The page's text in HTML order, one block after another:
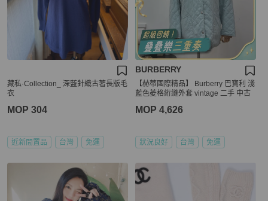
藏私·Collection_ 深藍針織古著長版毛
衣
MOP 304
近新閒置品 台灣 免運
BURBERRY
【赫蒂國際精品】 Burberry 巴寶利 淺
藍色菱格絎縫外套 vintage 二手 中古
MOP 4,626
狀況良好 台灣 免運